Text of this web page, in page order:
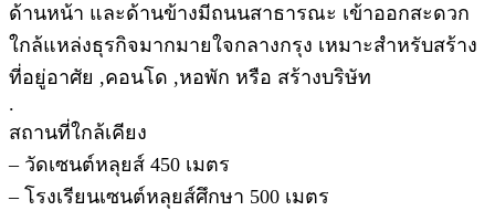
ด้านหน้า และด้านข้างมีถนนสาธารณะ เข้าออกสะดวก
ใกล้แหล่งธุรกิจมากมายใจกลางกรุง เหมาะสำหรับสร้าง
ที่อยู่อาศัย ,คอนโด ,หอพัก หรือ สร้างบริษัท
.
สถานที่ใกล้เคียง
– วัดเซนต์หลุยส์ 450 เมตร
– โรงเรียนเซนต์หลุยส์ศึกษา 500 เมตร